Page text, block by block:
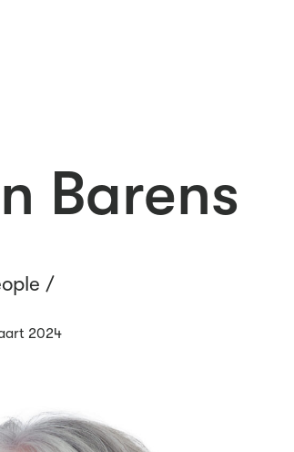
Barens
/
2024